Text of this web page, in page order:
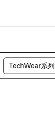
TechWear系列